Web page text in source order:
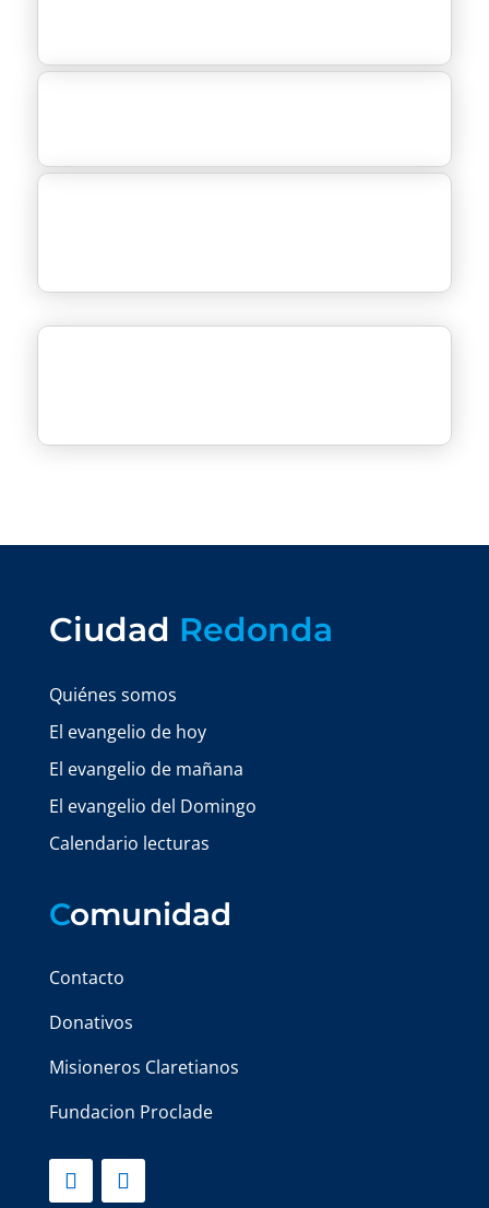
Ciudad Redonda
Quiénes somos
El evangelio de hoy
El evangelio de mañana
El evangelio del Domingo
Calendario lecturas
Comunidad
Contacto
Donativos
Misioneros Claretianos
Fundacion Proclade